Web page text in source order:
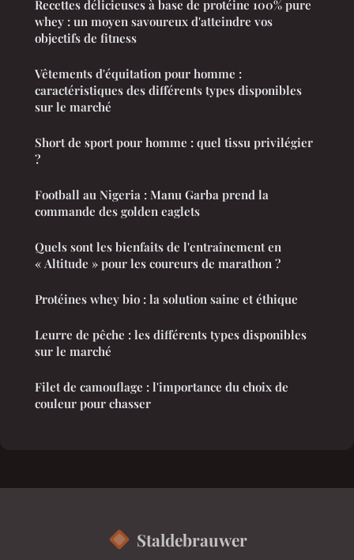
Recettes délicieuses à base de protéine 100% pure
whey : un moyen savoureux d'atteindre vos
objectifs de fitness
Vêtements d'équitation pour homme :
caractéristiques des différents types disponibles
sur le marché
Short de sport pour homme : quel tissu privilégier
?
Football au Nigeria : Manu Garba prend la
commande des golden eaglets
Quels sont les bienfaits de l'entraînement en
« Altitude » pour les coureurs de marathon ?
Protéines whey bio : la solution saine et éthique
Leurre de pêche : les différents types disponibles
sur le marché
Filet de camouflage : l'importance du choix de
couleur pour chasser
Staldebrauwer